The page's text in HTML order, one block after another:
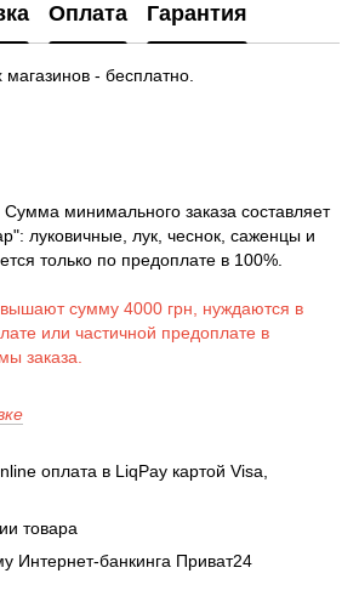
Оплата Гарантия
- бесплатно.
минимального заказа составляет
луковичные, лук, чеснок, саженцы и
только по предоплате в 100%.
сумму 4000 грн, нуждаются в
или частичной предоплате в
заказа.
оплата в LiqPay картой Visa,
товара
Интернет-банкинга Приват24